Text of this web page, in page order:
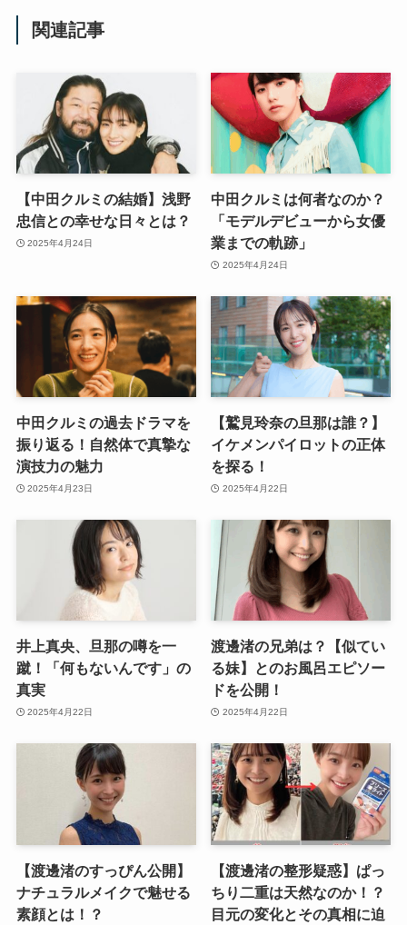
関連記事
【中田クルミの結婚】浅野
忠信との幸せな日々とは？
2025年4月24日
中田クルミは何者なのか？
「モデルデビューから女優
業までの軌跡」
2025年4月24日
中田クルミの過去ドラマを
振り返る！自然体で真摯な
演技力の魅力
2025年4月23日
【鷲見玲奈の旦那は誰？】
イケメンパイロットの正体
を探る！
2025年4月22日
井上真央、旦那の噂を一
蹴！「何もないんです」の
真実
2025年4月22日
渡邊渚の兄弟は？【似てい
る妹】とのお風呂エピソー
ドを公開！
2025年4月22日
【渡邊渚のすっぴん公開】
ナチュラルメイクで魅せる
素顔とは！？
【渡邊渚の整形疑惑】ぱっ
ちり二重は天然なのか！？
目元の変化とその真相に迫